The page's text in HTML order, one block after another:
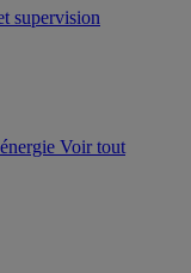
supervision
Voir tout